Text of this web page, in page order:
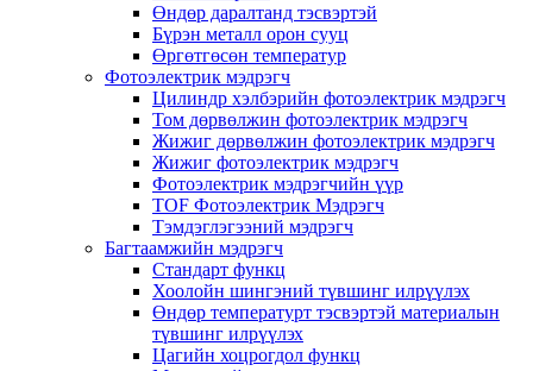
Өндөр даралтанд тэсвэртэй
Бүрэн металл орон сууц
Өргөтгөсөн температур
Фотоэлектрик мэдрэгч
Цилиндр хэлбэрийн фотоэлектрик мэдрэгч
Том дөрвөлжин фотоэлектрик мэдрэгч
Жижиг дөрвөлжин фотоэлектрик мэдрэгч
Жижиг фотоэлектрик мэдрэгч
Фотоэлектрик мэдрэгчийн үүр
TOF Фотоэлектрик Мэдрэгч
Тэмдэглэгээний мэдрэгч
Багтаамжийн мэдрэгч
Стандарт функц
Хоолойн шингэний түвшинг илрүүлэх
Өндөр температурт тэсвэртэй материалын
түвшинг илрүүлэх
Цагийн хоцрогдол функц